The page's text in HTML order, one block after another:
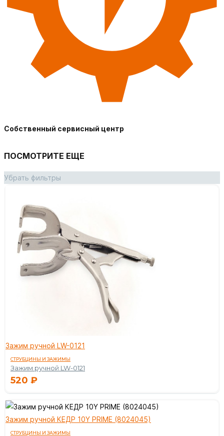
Собственный сервисный центр
ПОСМОТРИТЕ ЕЩЕ
Убрать фильтры
Зажим ручной LW-0121
СТРУБЦИНЫ И ЗАЖИМЫ
Зажим ручной LW-0121
520 ₽
Зажим ручной КЕДР 10Y PRIME (8024045)
СТРУБЦИНЫ И ЗАЖИМЫ